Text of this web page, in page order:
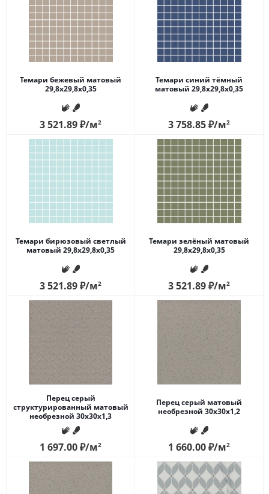
Темари бежевый матовый
29,8x29,8x0,35
3 521.89₽/м2
Темари синий тёмный
матовый 29,8x29,8x0,35
3 758.85₽/м2
Темари бирюзовый светлый
матовый 29,8x29,8x0,35
3 521.89₽/м2
Темари зелёный матовый
29,8x29,8x0,35
3 521.89₽/м2
Перец серый
структурированный матовый
необрезной 30x30x1,3
1 697.00₽/м2
Перец серый матовый
необрезной 30x30x1,2
1 660.00₽/м2